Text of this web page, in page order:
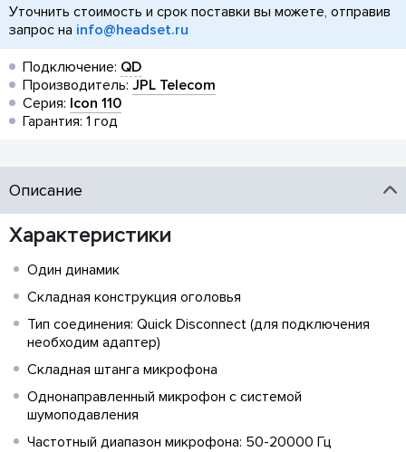
Уточнить стоимость и срок поставки вы можете, отправив
запрос на info@headset.ru
Подключение: QD
Производитель: JPL Telecom
Серия: Icon 110
Гарантия: 1 год
Описание
Характеристики
Один динамик
Складная конструкция оголовья
Тип соединения: Quick Disconnect (для подключения
необходим адаптер)
Складная штанга микрофона
Однонаправленный микрофон с системой
шумоподавления
Частотный диапазон микрофона: 50-20000 Гц